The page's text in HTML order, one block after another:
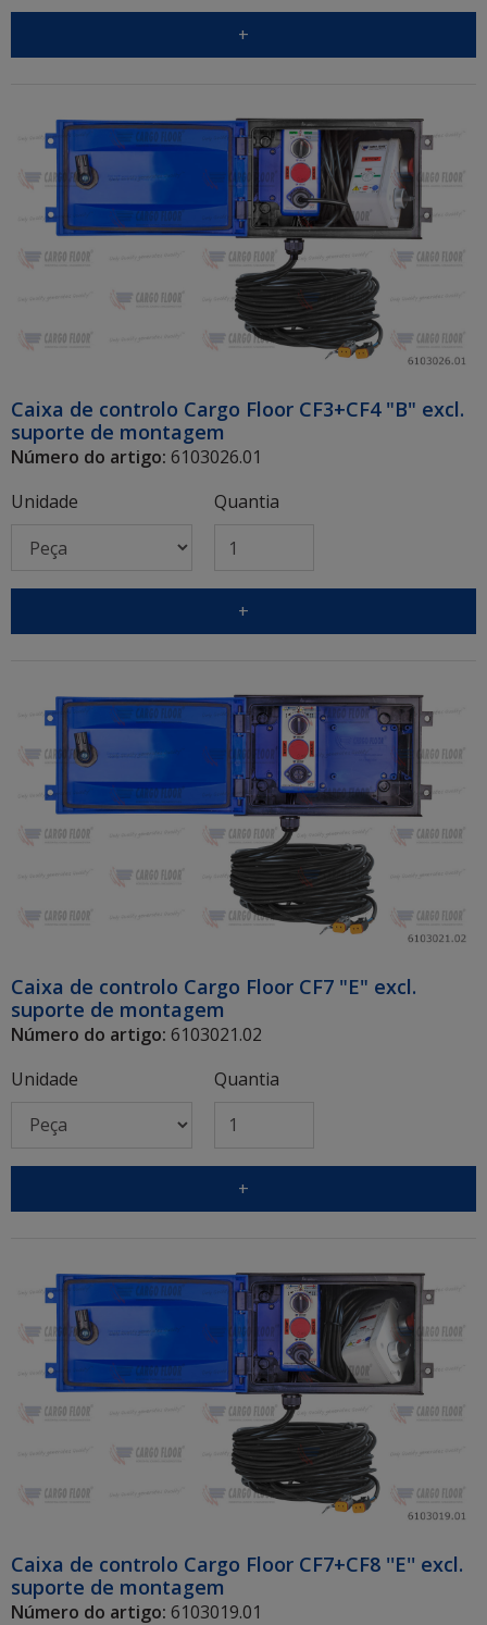
+
Caixa de controlo Cargo Floor CF3+CF4 "B" excl.
suporte de montagem
Número do artigo: 6103026.01
Unidade
Quantia
+
Caixa de controlo Cargo Floor CF7 "E" excl.
suporte de montagem
Número do artigo: 6103021.02
Unidade
Quantia
+
Caixa de controlo Cargo Floor CF7+CF8 ''E'' excl.
suporte de montagem
Número do artigo: 6103019.01